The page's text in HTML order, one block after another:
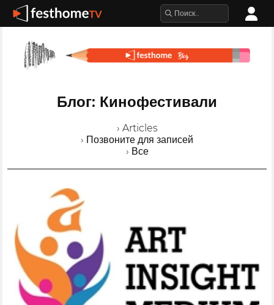
Блог: Кинофестивали
› Articles
› Позвоните для записей
› Все